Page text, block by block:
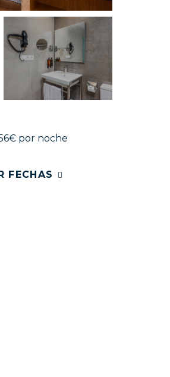
por noche
FECHAS